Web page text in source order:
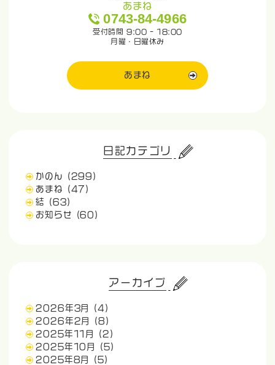
あまね
0743-84-4966
受付時間 9:00 - 18:00
月曜・日曜休み
あまね
日記カテゴリ
かのん
(299)
あまね
(47)
結
(63)
お知らせ
(60)
アーカイブ
2026年3月
(4)
2026年2月
(8)
2025年11月
(2)
2025年10月
(5)
2025年8月
(5)